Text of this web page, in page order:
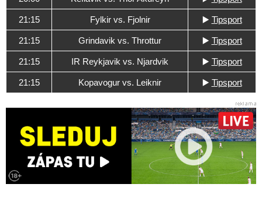
21:15 Fylkir vs. Fjolnir ▶️ Tipsport
21:15 Grindavik vs. Throttur ▶️ Tipsport
21:15 IR Reykjavik vs. Njardvik ▶️ Tipsport
21:15 Kopavogur vs. Leiknir ▶️ Tipsport